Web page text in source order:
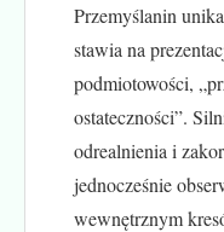
Przemyślanin
stawia na
podmiotowości,
ostateczności”.
odrealnienia i
jednocześnie
wewnętrznym